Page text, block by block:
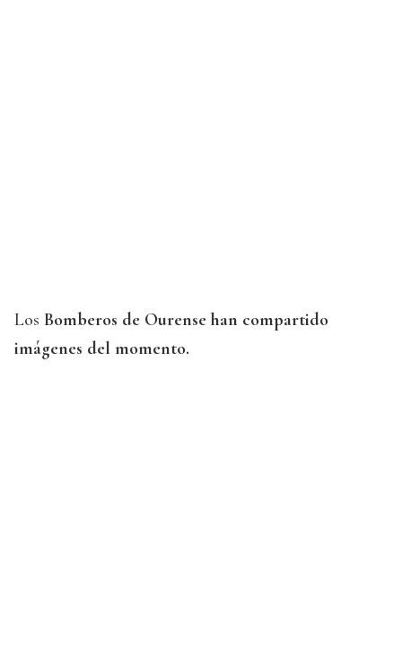
Los Bomberos de Ourense han compartido
imágenes del momento.